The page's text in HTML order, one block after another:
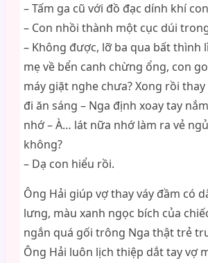
– Tấm ga cũ với đồ đạc dính khí
– Con nhồi thành một cục dúi
– Không được, lỡ ba qua bất thình
mẹ về bển canh chừng ổng, con
máy giặt nghe chưa? Xong rồi
đi ăn sáng – Nga định xoay tay
nhớ – À… lát nữa nhớ làm ra vẻ
không?
– Dạ con hiểu rồi.
Ông Hải giúp vợ thay váy đầm có
lưng, màu xanh ngọc bích của
ngắn quá gối trông Nga thật trẻ
Ông Hải luôn lịch thiệp dắt tay vợ